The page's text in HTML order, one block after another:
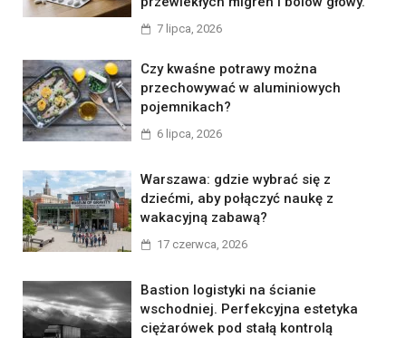
7 lipca, 2026
Czy kwaśne potrawy można
przechowywać w aluminiowych
pojemnikach?
6 lipca, 2026
Warszawa: gdzie wybrać się z
dziećmi, aby połączyć naukę z
wakacyjną zabawą?
17 czerwca, 2026
Bastion logistyki na ścianie
wschodniej. Perfekcyjna estetyka
ciężarówek pod stałą kontrolą